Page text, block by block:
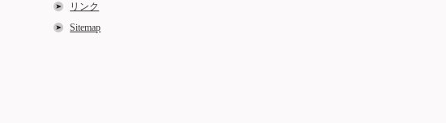
リンク
Sitemap